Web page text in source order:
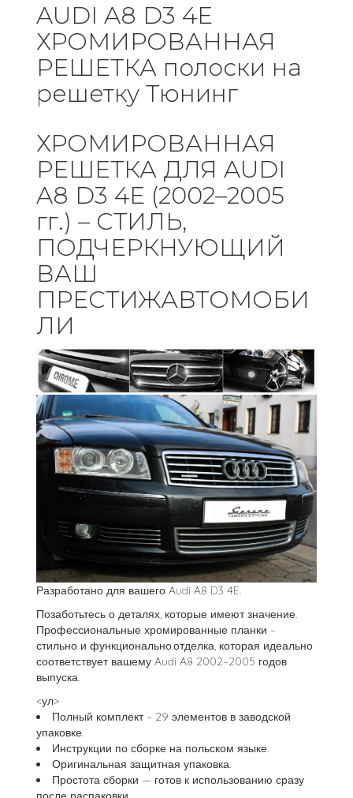
AUDI A8 D3 4E
ХРОМИРОВАННАЯ
РЕШЕТКА полоски на
решетку Тюнинг
ХРОМИРОВАННАЯ
РЕШЕТКА ДЛЯ AUDI
A8 D3 4E (2002–2005
гг.) – СТИЛЬ,
ПОДЧЕРКНУЮЩИЙ
ВАШ
ПРЕСТИЖАВТОМОБИ
ЛИ
Разработано для вашего Audi A8 D3 4E.
Позаботьтесь о деталях, которые имеют значение.
Профессиональные хромированные планки –
стильно и функционально.отделка, которая идеально
соответствует вашему Audi A8 2002–2005 годов
выпуска.
<ул>
Полный комплект – 29 элементов в заводской
упаковке.
Инструкции по сборке на польском языке.
Оригинальная защитная упаковка.
Простота сборки — готов к использованию сразу